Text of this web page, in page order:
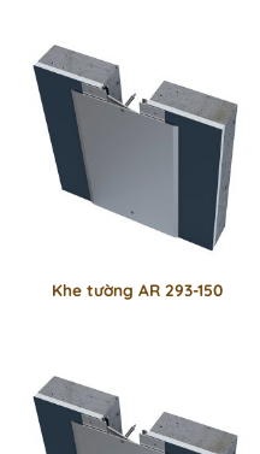
Khe tường AR 293-150